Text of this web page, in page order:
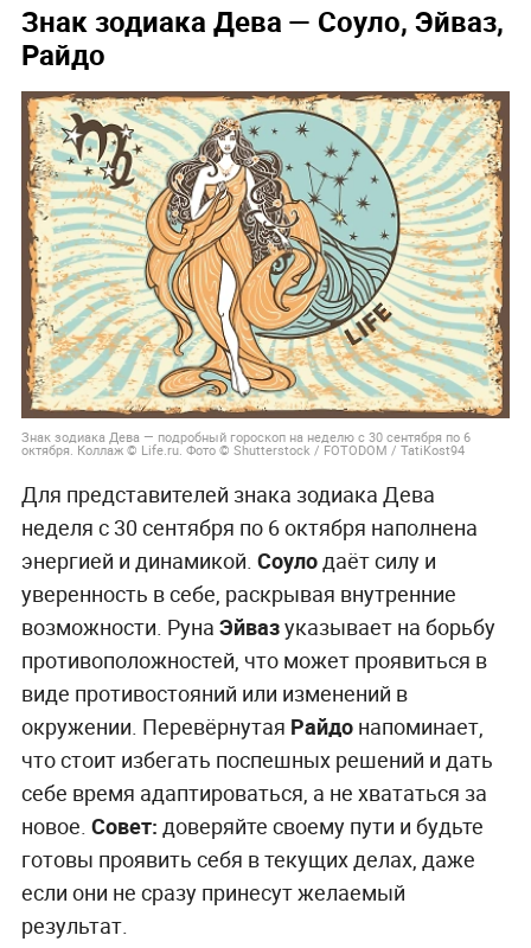
Знак зодиака Дева — Соуло, Эйваз,
Райдо
Знак зодиака Дева — подробный гороскоп на неделю с 30 сентября по 6
октября. Коллаж © Life.ru. Фото © Shutterstock / FOTODOM / TatiKost94
Для представителей знака зодиака Дева
неделя с 30 сентября по 6 октября наполнена
энергией и динамикой. Соулодаёт силу и
уверенность в себе, раскрывая внутренние
возможности. Руна Эйвазуказывает на борьбу
противоположностей, что может проявиться в
виде противостояний или изменений в
окружении. Перевёрнутая Райдонапоминает,
что стоит избегать поспешных решений и дать
себе время адаптироваться, а не хвататься за
новое. Совет: доверяйте своему пути и будьте
готовы проявить себя в текущих делах, даже
если они не сразу принесут желаемый
результат.